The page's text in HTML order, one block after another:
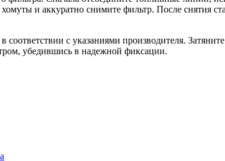
и аккуратно снимите фильтр. После снятия
соответствии с указаниями производителя.
убедившись в надежной фиксации.